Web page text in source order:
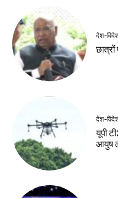
झारखंड न्यूज़
15 अगस्त तक
जीएमसीएच भवन